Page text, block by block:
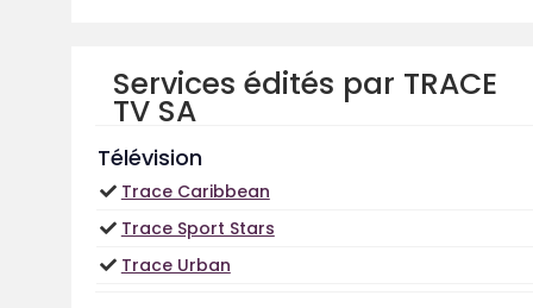
Services édités par TRACE
TV SA
Télévision
Trace Caribbean
Trace Sport Stars
Trace Urban